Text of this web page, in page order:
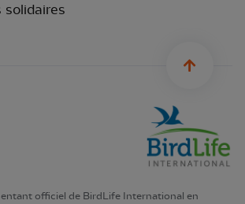
solidaires
officiel de BirdLife International en